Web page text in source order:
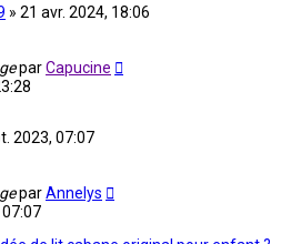
» 21 avr. 2024, 18:06
parCapucine
2023, 07:07
parAnnelys